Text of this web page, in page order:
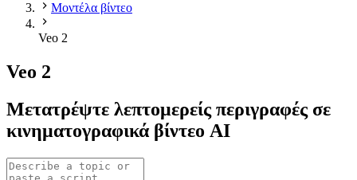
Μοντέλα βίντεο
Veo 2
Veo 2
Μετατρέψτε λεπτομερείς περιγραφές σε
κινηματογραφικά βίντεο AI